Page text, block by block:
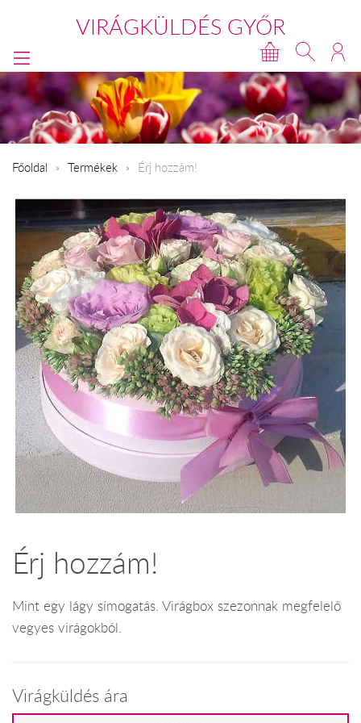
VIRÁGKÜLDÉS GYŐR
Főoldal Termékek Érj hozzám!
Érj hozzám!
Mint egy lágy símogatás. Virágbox szezonnak megfelelő
vegyes virágokból.
Virágküldés ára